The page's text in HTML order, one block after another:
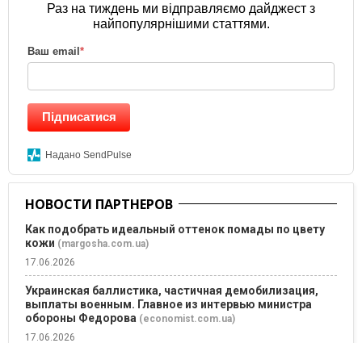
Раз на тиждень ми відправляємо дайджест з
найпопулярнішими статтями.
Ваш email *
Підписатися
Надано SendPulse
НОВОСТИ ПАРТНЕРОВ
Как подобрать идеальный оттенок помады по цвету
кожи (margosha.com.ua)
17.06.2026
Украинская баллистика, частичная демобилизация,
выплаты военным. Главное из интервью министра
обороны Федорова (economist.com.ua)
17.06.2026